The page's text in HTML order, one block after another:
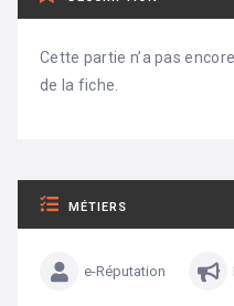
Cette partie n’a pas
de la fiche.
MÉTIERS
e-Réputation